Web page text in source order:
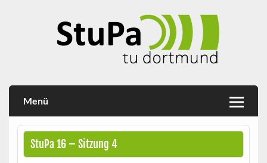
Menü
StuPa 16 – Sitzung 4